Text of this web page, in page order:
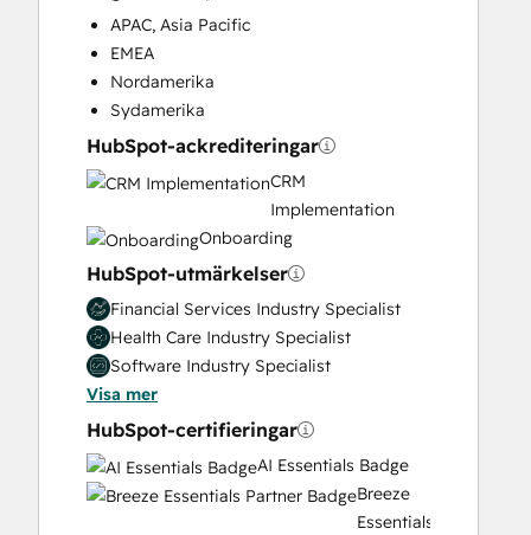
Marketing Hub Professional Onboarding
Paid Advertising
Programmable Automation
Public Relations
Sales Coaching and Training
Sales Enablement
Sales Hub Enterprise Onboarding
Sales Hub Professional Onboarding
Search Engine Optimization
Service Hub Enterprise Onboarding
Service Hub Professional Onboarding
Social Media
Video Production
Website Development
Website Migration
APAC, Asia Pacific
EMEA
Nordamerika
Sydamerika
HubSpot-ackrediteringar
CRM
Implementation
Onboarding
HubSpot-utmärkelser
Financial Services Industry Specialist
Health Care Industry Specialist
Software Industry Specialist
Visa mer
HubSpot-certifieringar
AI Essentials Badge
Breeze
Essentials